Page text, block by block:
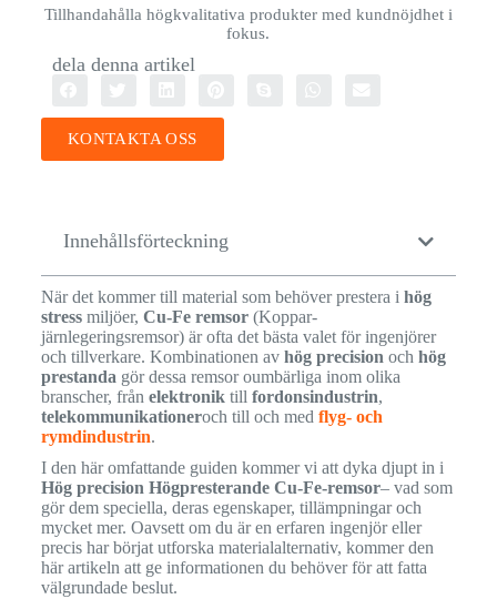
Tillhandahålla högkvalitativa produkter med kundnöjdhet i
fokus.
dela denna artikel
KONTAKTA OSS
Innehållsförteckning
När det kommer till material som behöver prestera i hög
stressmiljöer, Cu-Fe remsor(Koppar-
järnlegeringsremsor) är ofta det bästa valet för ingenjörer
och tillverkare. Kombinationen av hög precision och hög
prestanda gör dessa remsor oumbärliga inom olika
branscher, från elektroniktill fordonsindustrin,
telekommunikationeroch till och med flyg- och
rymdindustrin.
I den här omfattande guiden kommer vi att dyka djupt in i
Hög precision Högpresterande Cu-Fe-remsor– vad som
gör dem speciella, deras egenskaper, tillämpningar och
mycket mer. Oavsett om du är en erfaren ingenjör eller
precis har börjat utforska materialalternativ, kommer den
här artikeln att ge informationen du behöver för att fatta
välgrundade beslut.